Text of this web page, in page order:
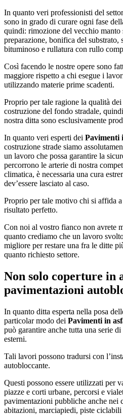
In quanto veri professionisti del
sono in grado di curare ogni fase
quindi: rimozione del vecchio manto
preparazione, bonifica del substrato,
bituminoso e rullatura con rullo
Così facendo le nostre opere sono
maggiore rispetto a chi esegue i
utilizzando materie prime scadenti.
Proprio per tale ragione la qualità
costruzione del fondo stradale,
nostra ditta sono esclusivamente
In quanto veri esperti dei Pavimenti
costruzione strade siamo
un lavoro che possa garantire la
percorrono le arterie di nostra
climatica, è necessaria una cura
dev’essere lasciato al caso.
Proprio per tale motivo chi si affida
risultato perfetto.
Con noi al vostro fianco non avrete
quanto crediamo che un lavoro
migliore per restare una fra le ditte
quanto richiesto settore.
Non solo coperture in
pavimentazioni
In quanto ditta esperta nella posa
particolar modo dei Pavimenti in
può garantire anche tutta una serie
esterni.
Tali lavori possono tradursi con
autobloccante.
Questi possono essere utilizzati per
piazze e corti urbane, percorsi e
pavimentazioni pubbliche anche
abitazioni, marciapiedi, piste